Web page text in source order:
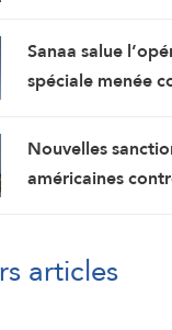
plus touchés par
Sanaa salue
spéciale menée
forces armées
Nouvelles
américaines
articles